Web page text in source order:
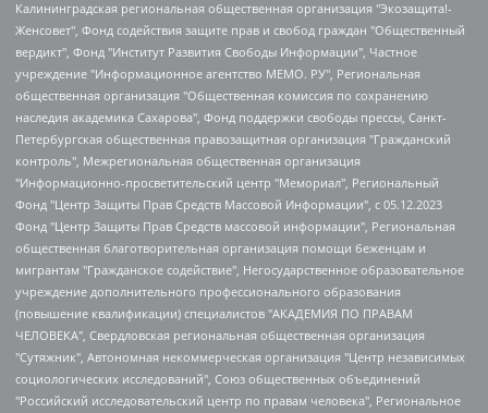
Калининградская региональная общественная организация "Экозащита!-Женсовет", Фонд содействия защите прав и свобод граждан "Общественный вердикт", Фонд "Институт Развития Свободы Информации", Частное учреждение "Информационное агентство МЕМО. РУ", Региональная общественная организация "Общественная комиссия по сохранению наследия академика Сахарова", Фонд поддержки свободы прессы, Санкт-Петербургская общественная правозащитная организация "Гражданский контроль", Межрегиональная общественная организация "Информационно-просветительский центр "Мемориал", Региональный Фонд "Центр Защиты Прав Средств Массовой Информации", с 05.12.2023 Фонд "Центр Защиты Прав Средств массовой информации", Региональная общественная благотворительная организация помощи беженцам и мигрантам "Гражданское содействие", Негосударственное образовательное учреждение дополнительного профессионального образования (повышение квалификации) специалистов "АКАДЕМИЯ ПО ПРАВАМ ЧЕЛОВЕКА", Свердловская региональная общественная организация "Сутяжник", Автономная некоммерческая организация "Центр независимых социологических исследований", Союз общественных объединений "Российский исследовательский центр по правам человека", Региональное общественное учреждение научно-информационный центр "МЕМОРИАЛ", Некоммерческая организация "Фонд защиты гласности", Автономная некоммерческая организация "Институт прав человека", Городская общественная организация "Екатеринбургское общество "МЕМОРИАЛ", Городская общественная организация "Рязанское историко-просветительское и правозащитное общество "Мемориал" (Рязанский Мемориал), Челябинский региональный орган общественной самодеятельности – женское общественное объединение "Женщины Евразии", Челябинский региональный орган общественной самодеятельности "Уральская правозащитная группа", Фонд содействия защите здоровья и социальной справедливости имени Андрея Рылькова, Автономная Некоммерческая Организация "Аналитический Центр Юрия Левады", Автономная некоммерческая организация социальной поддержки населения "Проект Апрель", Региональная общественная организация помощи женщинам и детям, находящимся в кризисной ситуации "Информационно-методический центр "Анна", Фонд содействия развитию массовых коммуникаций и правовому просвещению "Так-так-Так", Фонд содействия устойчивому развитию "Серебряная тайга", Свердловский региональный общественный фонд социальных проектов "Новое время", "Idel.Реалии", Кавказ.Реалии, Крым.Реалии, Телеканал Настоящее Время, Татаро-башкирская служба Радио Свобода (Azatliq Radiosi), Радио Свободная Европа/Радио Свобода (PCE/PC), "Сибирь.Реалии", "Фактограф", Благотворительный фонд помощи осужденным и их семьям, Автономная некоммерческая организация "Институт глобализации и социальных движений", Фонд "В защиту прав заключенных", Частное учреждение "Центр поддержки и содействия развитию средств массовой информации", Пензенский региональный общественный благотворительный фонд "Гражданский союз", "Север.Реалии", Некоммерческая организация Фонд "Правовая инициатива", Общество с ограниченной ответственностью "Радио Свободная Европа/Радио Свобода", Чешское информационное агентство "MEDIUM-ORIENT", Красноярская региональная общественная организация "Мы против СПИДа", Камалягин Денис Николаевич, Маркелов Сергей Евгеньевич, Пономарев Лев Александрович, Савицкая Людмила Алексеевна, Автономная некоммерческая организация "Центр по работе с проблемой насилия "НАСИЛИЮ.НЕТ", Межрегиональный профессиональный союз работников здравоохранения "Альянс врачей", Юридическое лицо, зарегистрированное в Латвийской Республике, SIA "Medusa Project" (регистрационный номер 40103797863, дата регистрации 10.06.2014), Некоммерческая организация "Фонд по борьбе с коррупцией", Автономная некоммерческая организация "Институт права и публичной политики", Баданин Роман Сергеевич, Гликин Максим Александрович, Железнова Мария Михайловна, Лукьянова Юлия Сергеевна, Маетная Елизавета Витальевна, Маняхин Петр Борисович, Чуракова Ольга Владимировна, Ярош Юлия Петровна, Юридическое лицо "The Insider SIA", зарегистрированное в Риге, Латвийская Республика (дата регистрации 26.06.2015), являющееся администратором доменного имени интернет-издания "The Insider SIA", https://theins.ru, Постернак Алексей Евгеньевич, Рубин Михаил Аркадьевич, Анин Роман Александрович, Юридическое лицо Istories fonds, зарегистрированное в Латвийской Республике (регистрационный номер 50008295751, дата регистрации 24.02.2020), Великовский Дмитрий Александрович, Долинина Ирина Николаевна, Мароховская Алеся Алексеевна, Шлейнов Роман Юрьевич, Шмагун Олеся Валентиновна, Общество с ограниченной ответственностью "Альтаир 2021", Общество с ограниченной ответственностью "Вега 2021", Общество с ограниченной ответственностью "Главный редактор 2021", Общество с ограниченной ответственностью "Ромашки монолит", Важенков Артем Валерьевич, Ивановская областная общественная организация "Центр гендерных исследований", Гурман Юрий Альбертович, Медиапроект "ОВД-Инфо", Егоров Владимир Владимирович, Жилинский Владимир Александрович, Общество с ограниченной ответственностью "ЗП", Иванова София Юрьевна, Карезина Инна Павловна, Кильтау Екатерина Викторовна, Петров Алексей Викторович, Пискунов Сергей Евгеньевич, Смирнов Сергей Сергеевич, Тихонов Михаил Сергеевич, Общество с ограниченной ответственностью "ЖУРНАЛИСТ-ИНОСТРАННЫЙ АГЕНТ", Арапова Галина Юрьевна, Вольтская Татьяна Анатольевна, Американская компания "Mason G.E.S. Anonymous Foundation" (США), являющаяся владельцем интернет-издания https://mnews.world/, Компания "Stichting Bellingcat", зарегистрированная в Нидерландах (дата регистрации 11.07.2018), Захаров Андрей Вячеславович, Клепиковская Екатерина Дмитриевна, Общество с ограниченной ответственностью "МЕМО", Перл Роман Александрович, Симонов Евгений Алексеевич, Соловьева Елена Анатольевна, Сотников Даниил Владимирович, Сурначева Елизавета Дмитриевна, Автономная некоммерческая организация по защите прав человека и информированию населения "Якутия – Наше Мнение", Общество с ограниченной ответственностью "Москоу диджитал медиа", с 26.01.2023 Общество с ограниченной ответственностью "Чайка Белые сады", Ветошкина Валерия Валерьевна, Заговора Максим Александрович, Межрегиональное общественное движение "Российская ЛГБТ - сеть", Оленичев Максим Владимирович, Павлов Иван Юрьевич, Скворцова Елена Сергеевна, Общество с ограниченной ответственностью "Как бы инагент", Кочетков Игорь Викторович, Общество с ограниченной ответственностью "Честные выборы", Еланчик Олег Александрович, Общество с ограниченной ответственностью "Нобелевский призыв", Гималова Регина Эмилевна, Григорьев Андрей Валерьевич, Григорьева Алина Александровна, Ассоциация по содействию защите прав призывников, альтернативнослужащих и военнослужащих "Правозащитная группа "Гражданин.Армия.Право", Хисамова Регина Фаритовна, Автономная некоммерческая организация по реализации социально-правовых программ "Лилит", Дальневосточное общественное движение "Маяк", Санкт-Петербургская ЛГБТ-инициативная группа "Выход", Инициативная группа ЛГБТ+ "Реверс", Алексеев Андрей Викторович, Бекбулатова Таисия Львовна, Беляев Иван Михайлович, Владыкина Елена Сергеевна, Гельман Марат Александрович, Никульшина Вероника Юрьевна, Толоконникова Надежда Андреевна, Шендерович Виктор Анатольевич, Общество с ограниченной ответственностью "Данное сообщение", Общество с ограниченной ответственностью Издательский дом "Новая глава", Айнбиндер Александра Александровна, Московский комьюнити-центр для ЛГБТ+инициатив, Благотворительный фонд развития филантропии, Deutsche Welle (Германия, Kurt-Schumacher-Strasse 3, 53113 Bonn), Борзунова Мария Михайловна, Воробьев Виктор Викторович, Голубева Анна Львовна, Константинова Алла Михайловна, Малкова Ирина Владимировна, Мурадов Мурад Абдулгалимович, Осетинская Елизавета Николаевна, Понасенков Евгений Николаевич, Ганапольский Матвей Юрьевич, Киселев Евгений Алексеевич, Борухович Ирина Григорьевна, Дремин Иван Тимофеевич, Дубровский Дмитрий Викторович, Красноярская региональная общественная организация поддержки и развития альтернативных образовательных технологий и межкультурных коммуникаций "ИНТЕРРА", Маяковская Екатерина Алексеевна, Фейгин Марк Захарович, Филимонов Андрей Викторович, Дзугкоева Регина Николаевна, Доброхотов Роман Александрович, Дудь Юрий Александрович, Елкин Сергей Владимирович, Кругликов Кирилл Игоревич, Сабунаева Мария Леонидовна, Семенов Алексей Владимирович, Шаинян Карен Багратович, Шульман Екатерина Михайловна, Асафьев Артур Валерьевич, Вахштайн Виктор Семенович, Венедиктов Алексей Алексеевич, Лушникова Екатерина Евгеньевна, Волков Леонид Михайлович, Невзоров Александр Глебович, Пархоменко Сергей Борисович, Сироткин Ярослав Николаевич, Кара-Мурза Владимир Владимирович, Баранова Наталья Владимировна, Гозман Леонид Яковлевич, Кагарлицкий Борис Юльевич, Климарев Михаил Валерьевич, Милов Владимир Станиславович, Автономная некоммерческая организация Краснодарский центр современного искусства "Типография", Моргенштерн Алишер Тагирович, Соболь Любовь Эдуардовна, Общество с ограниченной ответственностью "ЛИЗА НОРМ", Каспаров Гарри Кимович, Ходорковский Михаил Борисович, Общество с ограниченной ответственностью "Апрельские тезисы", Данилович Ирина Брониславовна, Кашин Олег Владимирович, Петров Николай Владимирович, Пивоваров Алексей Владимирович, Соколов Михаил Владимирович, Цветкова Юлия Владимировна, Чичваркин Евгений Александрович, Комитет против пыток/Команда против пыток, Общество с ограниченной ответственностью "Первый научный", Общество с ограниченной ответственностью "Вертолет и ко", Белоцерковская Вероника Борисовна, Кац Максим Евгеньевич, Лазарева Татьяна Юрьевна, Шаведдинов Руслан Табризович, Яшин Илья Валерьевич, Общество с ограниченной ответственностью "Иноагент ААВ", Алешковский Дмитрий Петрович, Альбац Евгения Марковна, Быков Дмитрий Львович, Галямина Юлия Евгеньевна, Лойко Сергей Леонидович, Мартынов Кирилл Константинович, Медведев Сергей Александрович, Крашенинников Федор Геннадиевич, Гордеева Катерина Вл